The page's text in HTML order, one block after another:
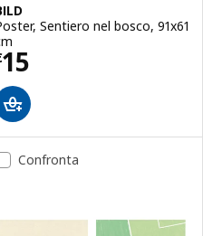
Sentiero nel bosco, 91x61
15 € 15
Confronta